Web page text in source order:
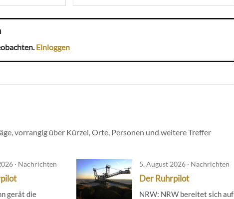
Einloggen
vorrangig über Kürzel, Orte, Personen und weitere Treffer
· Nachrichten
gerät die
5. August 2026 · Nachrichten
Der Ruhrpilot
NRW: NRW bereitet sich auf